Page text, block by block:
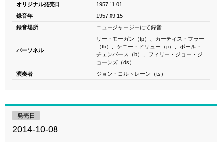
オリジナル発売日
1957.11.01
録音年
1957.09.15
録音場所
ニュージャージーにて録音
パーソネル
リー・モーガン（tp）、カーティス・フラー
（tb）、ケニー・ドリュー（p）、ポール・
チェンバース（b）、フィリー・ジョー・ジ
ョーンズ（ds）
演奏者
ジョン・コルトレーン（ts）
発売日
2014-10-08